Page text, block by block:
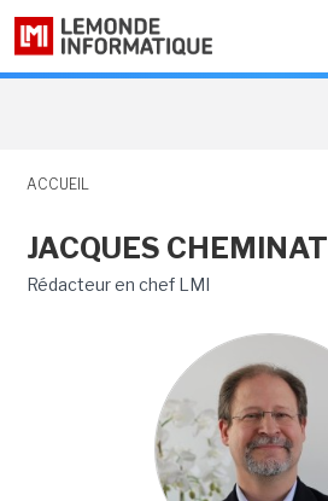
ACCUEIL
JACQUES CHEMINAT
Rédacteur en chef LMI